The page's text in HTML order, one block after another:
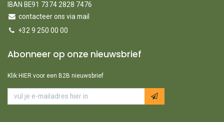
IBAN BE91 7374 2828 7476
contacteer ons via mail
+32 9 250 00 00
Abonneer op onze nieuwsbrief
Klik HIER voor een B2B nieuwsbrief